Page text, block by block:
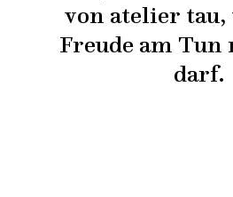
von atelier tau,
Freude am Tun
darf.